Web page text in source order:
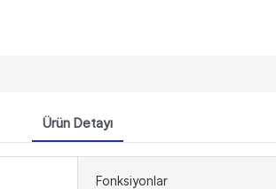
Ürün Detayı
Fonksiyonlar